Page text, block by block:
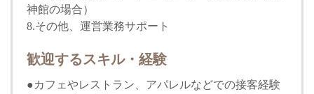
神館の場合）
8.その他、運営業務サポート
歓迎するスキル・経験
●カフェやレストラン、アパレルなどでの接客経験